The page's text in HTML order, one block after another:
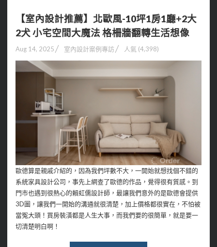
【室內設計推薦】北歐風-10坪1房1廳+2大
2犬 小宅空間大魔法 格柵牆翻轉生活想像
Aug 14, 2025 室內設計案例專訪 人氣 (4,398)
歐德算是親戚介紹的，因為我們坪數不大，一開始就想找個不錯的
系統家具設計公司，事先上網查了歐德的作品，覺得很有質感。到
門市也遇到很熱心的賴虹儒設計師，最讓我們意外的是歐德會提供
3D圖，讓我們一開始的溝通就很清楚，加上價格都很實在，不怕被
當冤大頭！買房裝潢都是人生大事，而我們要的很簡單，就是要一
切清楚明白啊！